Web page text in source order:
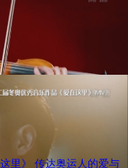
里》 传达奥运人的爱与